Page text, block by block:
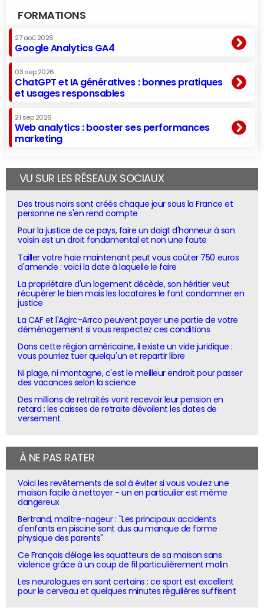
FORMATIONS
27 aoû 2026
Google Analytics GA4
03 sep 2026
ChatGPT et IA génératives : bonnes pratiques
et usages responsables
21 sep 2026
Web analytics : booster ses performances
marketing
VU SUR LES RÉSEAUX SOCIAUX
Des trous noirs sont créés chaque jour sous la France et
personne ne s'en rend compte
Pour la justice de ce pays, faire un doigt d'honneur à son
voisin est un droit fondamental et non une faute
Tailler votre haie maintenant peut vous coûter 750 euros
d'amende : voici la date à laquelle le faire
La propriétaire d'un logement décède, son héritier veut
récupérer le bien mais les locataires le font condamner en
justice
La CAF et l'Agirc-Arrco peuvent payer une partie de votre
déménagement si vous respectez ces conditions
Dans cette région américaine, il existe un vide juridique :
vous pourriez tuer quelqu'un et repartir libre
Ni plage, ni montagne, c'est le meilleur endroit pour passer
des vacances selon la science
Des millions de retraités vont recevoir leur pension en
retard : les caisses de retraite dévoilent les dates de
versement
À NE PAS RATER
Voici les revêtements de sol à éviter si vous voulez une
maison facile à nettoyer - un en particulier est même
dangereux
Bertrand, maître-nageur : "Les principaux accidents
d'enfants en piscine sont dus au manque de forme
physique des parents"
Ce Français déloge les squatteurs de sa maison sans
violence grâce à un coup de fil particulièrement malin
Les neurologues en sont certains : ce sport est excellent
pour le cerveau et quelques minutes régulières suffisent